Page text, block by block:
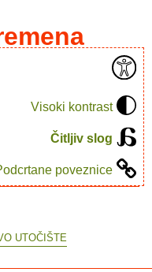
Visoki kontrast
Čitljiv slog
poveznice
knjiga.
UTOČIŠTE